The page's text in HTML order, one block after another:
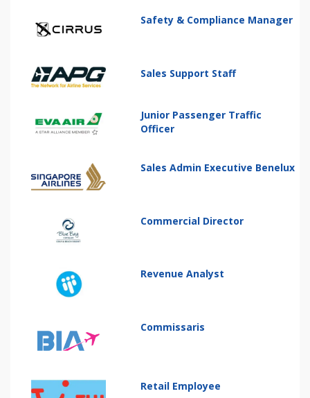
Safety & Compliance Manager
Sales Support Staff
Junior Passenger Traffic
Officer
Sales Admin Executive Benelux
Commercial Director
Revenue Analyst
Commissaris
Retail Employee